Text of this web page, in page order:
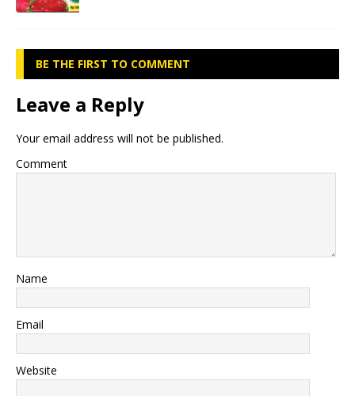
BE THE FIRST TO COMMENT
Leave a Reply
Your email address will not be published.
Comment
Name
Email
Website